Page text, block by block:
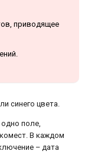
приводящее
синего цвета.
поле,
В каждом
– дата